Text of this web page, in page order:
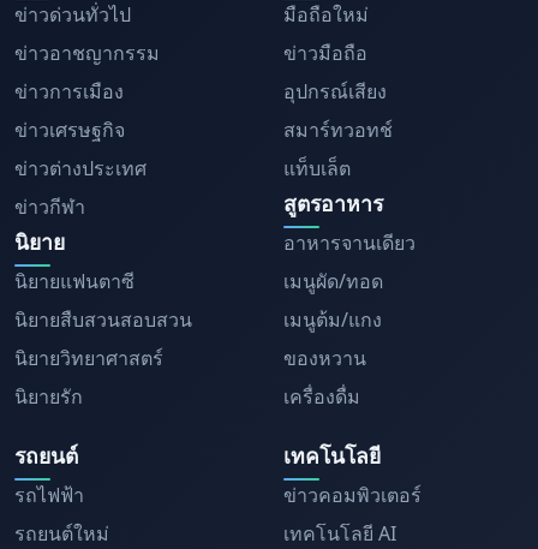
ข่าวด่วนทั่วไป
ข่าวอาชญากรรม
ข่าวการเมือง
ข่าวเศรษฐกิจ
ข่าวต่างประเทศ
ข่าวกีฬา
นิยาย
นิยายแฟนตาซี
นิยายสืบสวนสอบสวน
นิยายวิทยาศาสตร์
นิยายรัก
มือถือใหม่
ข่าวมือถือ
อุปกรณ์เสียง
สมาร์ทวอทช์
แท็บเล็ต
สูตรอาหาร
อาหารจานเดียว
เมนูผัด/ทอด
เมนูต้ม/แกง
ของหวาน
เครื่องดื่ม
รถยนต์
รถไฟฟ้า
รถยนต์ใหม่
เทคโนโลยี
ข่าวคอมพิวเตอร์
เทคโนโลยี AI